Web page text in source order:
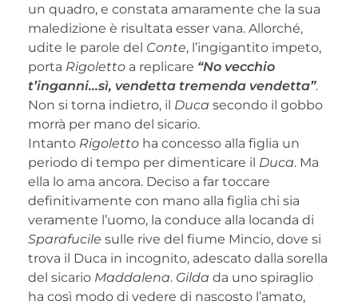
un quadro, e constata amaramente che la sua
maledizione è risultata esser vana. Allorché,
udite le parole del Conte, l’ingigantito impeto,
porta Rigoletto a replicare “No vecchio
t’inganni…sì, vendetta tremenda vendetta”.
Non si torna indietro, il Duca secondo il gobbo
morrà per mano del sicario.
Intanto Rigoletto ha concesso alla figlia un
periodo di tempo per dimenticare il Duca. Ma
ella lo ama ancora. Deciso a far toccare
definitivamente con mano alla figlia chi sia
veramente l’uomo, la conduce alla locanda di
Sparafucile sulle rive del fiume Mincio, dove si
trova il Duca in incognito, adescato dalla sorella
del sicario Maddalena. Gilda da uno spiraglio
ha così modo di vedere di nascosto l’amato,